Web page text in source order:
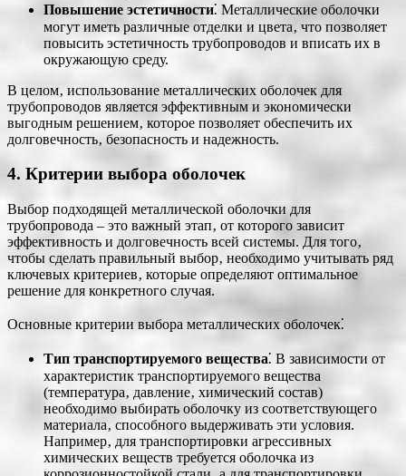
Повышение эстетичности⁚ Металлические оболочки
могут иметь различные отделки и цвета‚ что позволяет
повысить эстетичность трубопроводов и вписать их в
окружающую среду.
В целом‚ использование металлических оболочек для
трубопроводов является эффективным и экономически
выгодным решением‚ которое позволяет обеспечить их
долговечность‚ безопасность и надежность.
4. Критерии выбора оболочек
Выбор подходящей металлической оболочки для
трубопровода – это важный этап‚ от которого зависит
эффективность и долговечность всей системы. Для того‚
чтобы сделать правильный выбор‚ необходимо учитывать ряд
ключевых критериев‚ которые определяют оптимальное
решение для конкретного случая.
Основные критерии выбора металлических оболочек⁚
Тип транспортируемого вещества⁚ В зависимости от
характеристик транспортируемого вещества
(температура‚ давление‚ химический состав)
необходимо выбирать оболочку из соответствующего
материала‚ способного выдерживать эти условия.
Например‚ для транспортировки агрессивных
химических веществ требуется оболочка из